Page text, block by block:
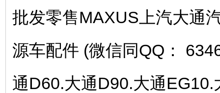
批发零售MAXUS上汽大通
源车配件 (微信同QQ：
通D60.大通D90.大通